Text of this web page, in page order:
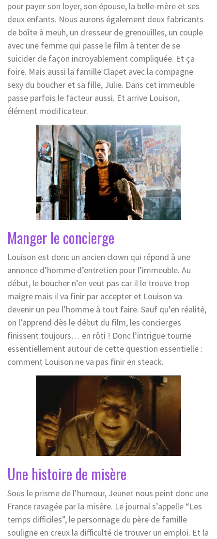
pour payer son loyer, son épouse, la belle-mère et ses
deux enfants. Nous aurons également deux fabricants
de boîte à meuh, un dresseur de grenouilles, un couple
avec une femme qui passe le film à tenter de se
suicider de façon incroyablement compliquée. Et ça
foire. Mais aussi la famille Clapet avec la compagne
sexy du boucher et sa fille, Julie. Dans cet immeuble
passe parfois le facteur aussi. Et arrive Louison,
élément modificateur.
Manger le concierge
Louison est donc un ancien clown qui répond à une
annonce d’homme d’entretien pour l’immeuble. Au
début, le boucher n’en veut pas car il le trouve trop
maigre mais il va finir par accepter et Louison va
devenir un peu l’homme à tout faire. Sauf qu’en réalité,
on l’apprend dès le début du film, les concierges
finissent toujours… en rôti ! Donc l’intrigue tourne
essentiellement autour de cette question essentielle :
comment Louison ne va pas finir en steack.
Une histoire de misère
Sous le prisme de l’humour, Jeunet nous peint donc une
France ravagée par la misère. Le journal s’appelle “Les
temps difficiles”, le personnage du père de famille
souligne en creux la difficulté de trouver un emploi. Et la